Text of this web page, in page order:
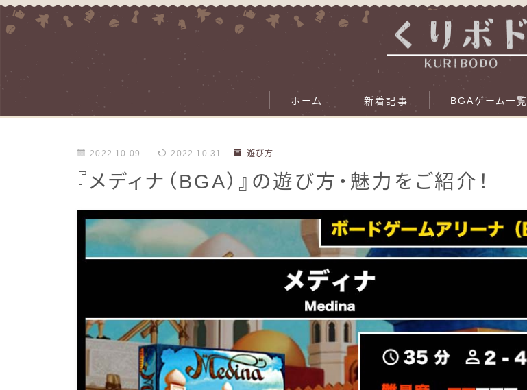
ホーム 新着記事 BGAゲーム一覧
2022.10.09 2022.10.31 遊び方
『メディナ（BGA）』の遊び方・魅力をご紹介！